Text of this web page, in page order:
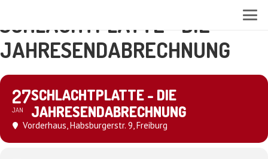
SCHLACHTPLATTE - DIE
JAHRESENDABRECHNUNG
27
JAN
SCHLACHTPLATTE - DIE
JAHRESENDABRECHNUNG
Vorderhaus, Habsburgerstr. 9, Freiburg